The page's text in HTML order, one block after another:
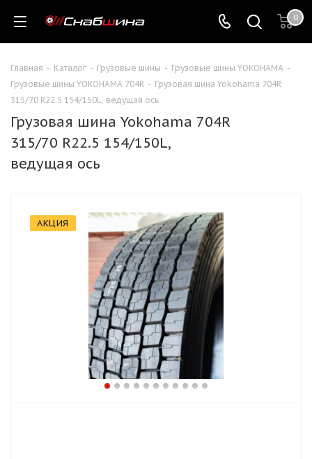
0
Главная - Каталог - Грузовые шины - Грузовые шины YOKOHAMA -
Грузовые шины YOKOHAMA 704R - Грузовая шина Yokohama 704R
315/70 R22.5 154/150L, ведущая ось
Грузовая шина Yokohama 704R
315/70 R22.5 154/150L,
ведущая ось
АКЦИЯ